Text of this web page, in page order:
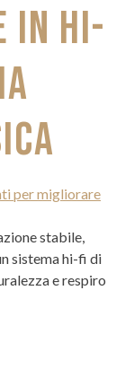
IN HI-
stabile,
sistema hi-fi di
e respiro